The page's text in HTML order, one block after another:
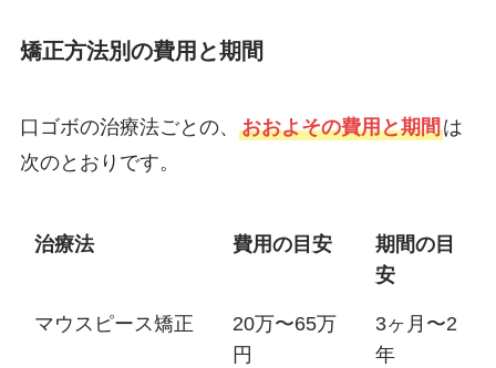
矯正方法別の費用と期間
口ゴボの治療法ごとの、 おおよその費用と期間は
次のとおりです。
治療法 費用の目安
期間の目
安
マウスピース矯正
20万〜65万
円
3ヶ月〜2
年